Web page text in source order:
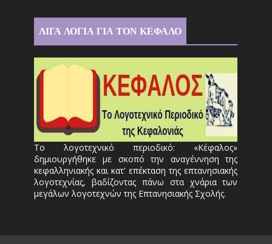
ΛΙΓΑ ΛΟΓΙΑ ΓΙΑ ΤΟΝ ΚΕΦΑΛΟ
Το λογοτεχνικό περιοδικό: «Κέφαλος»
δημιουργήθηκε με σκοπό την αναγέννηση της
κεφαλληνιακής και κατ' επέκταση της επτανησιακής
λογοτεχνίας, βαδίζοντας πάνω στα χνάρια των
μεγάλων λογοτεχνών της Επτανησιακής Σχολής.